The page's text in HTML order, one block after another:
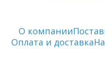
О компании
Оплата и доставка